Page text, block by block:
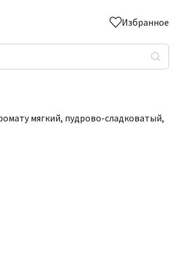
Избранное
мягкий, пудрово-сладковатый,